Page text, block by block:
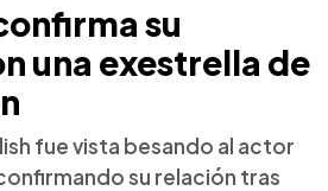
su
una exestrella de
fue vista besando al actor
su relación tras